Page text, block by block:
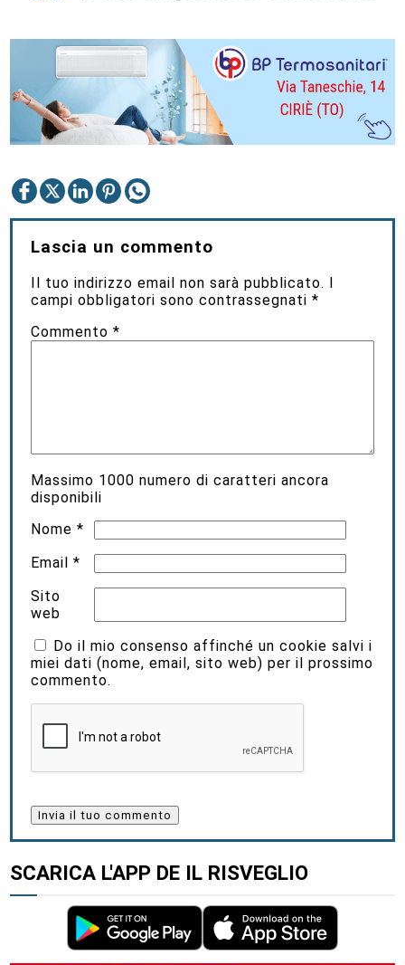
Lascia un commento
Il tuo indirizzo email non sarà pubblicato. I
campi obbligatori sono contrassegnati*
Commento*
Massimo 1000 numero di caratteri ancora
disponibili
Nome*
Email*
Sito
web
Do il mio consenso affinché un cookie salvi i
miei dati (nome, email, sito web) per il prossimo
commento.
SCARICA L'APP DE IL RISVEGLIO